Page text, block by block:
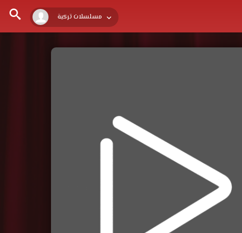
مسلسلات تركية